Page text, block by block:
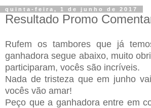
quinta-feira, 1 de junho de 2017
Resultado Promo
Rufem os tambores que já
ganhadora segue abaixo, muito
participaram, vocês são incríveis.
Nada de tristeza que em junho
vocês vão amar!
Peço que a ganhadora entre em